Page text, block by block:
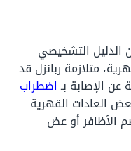
الدليل التشخيصي
متلازمة ربانزل قد
عن الإصابة بـاضطراب
العادات القهرية
الأظافر أو عض